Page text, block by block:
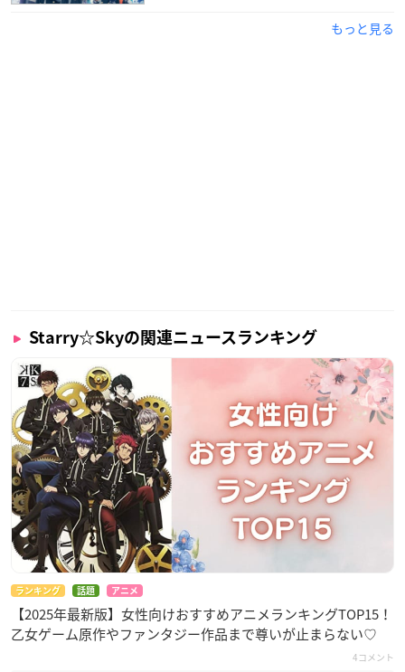
もっと見る
Starry☆Skyの関連ニュースランキング
ランキング 話題 アニメ
【2025年最新版】女性向けおすすめアニメランキングTOP15！
乙女ゲーム原作やファンタジー作品まで尊いが止まらない♡
4コメント